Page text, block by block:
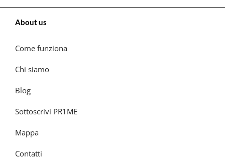
About us
Come funziona
Chi siamo
Blog
Sottoscrivi PR1ME
Mappa
Contatti